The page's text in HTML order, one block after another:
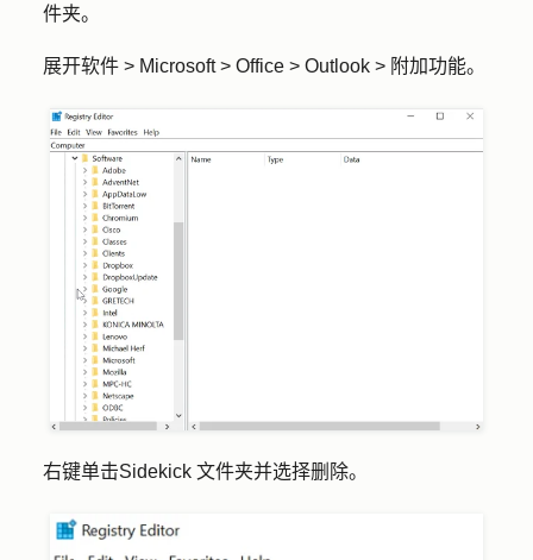
件夹。
展开软件 > Microsoft> Office > Outlook > 附加功能。
右键单击Sidekick 文件夹并选择删除。